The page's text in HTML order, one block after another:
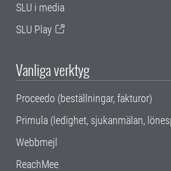
SLU i media
SLU Play
Vanliga verktyg
Proceedo (beställningar, fakturor)
Primula (ledighet, sjukanmälan,
Webbmejl
ReachMee